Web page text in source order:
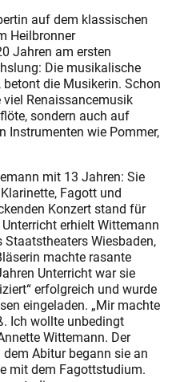
auf dem klassischen
Heilbronner
Jahren am ersten
Die musikalische
die Musikerin. Schon
Renaissancemusik
sondern auch auf
Instrumenten wie Pommer,
mit 13 Jahren: Sie
Fagott und
Konzert stand für
erhielt Wittemann
Staatstheaters Wiesbaden,
machte rasante
Unterricht war sie
erfolgreich und wurde
eingeladen. „Mir machte
Ich wollte unbedingt
Wittemann. Der
Abitur begann sie an
mit dem Fagottstudium.